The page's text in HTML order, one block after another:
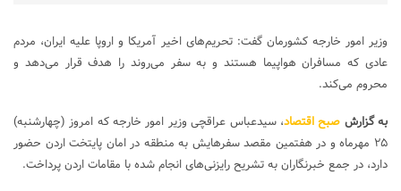
وزیر امور خارجه کشورمان گفت: تحریم‌های اخیر آمریکا و اروپا علیه ایران، مردم
عادی که مسافران هواپیما هستند و به سفر می‌روند را هدف قرار می‌دهد و
محروم می‌کند.
به گزارش صبح اقتصاد، سیدعباس عراقچی وزیر امور خارجه که امروز (چهارشنبه)
۲۵ مهرماه و در هفتمین مقصد سفرهایش به منطقه در امان پایتخت اردن حضور
دارد، در جمع خبرنگاران به تشریح رایزنی‌های انجام شده با مقامات اردن پرداخت.